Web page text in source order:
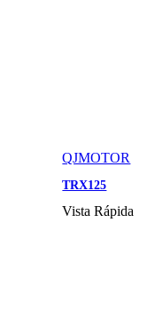
QJMOTOR
TRX125
Vista Rápida